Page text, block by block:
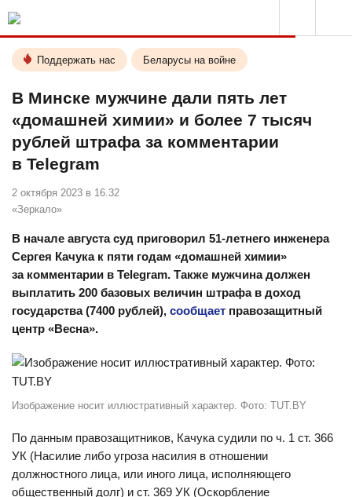
Поддержать нас Беларусы на войне
В Минске мужчине дали пять лет
«домашней химии» и более 7 тысяч
рублей штрафа за комментарии
в Telegram
2 октября 2023 в 16.32
«Зеркало»
В начале августа суд приговорил 51-летнего инженера
Сергея Качука к пяти годам «домашней химии»
за комментарии в Telegram. Также мужчина должен
выплатить 200 базовых величин штрафа в доход
государства (7400 рублей), сообщает правозащитный
центр «Весна».
Изображение носит иллюстративный характер. Фото: TUT.BY
По данным правозащитников, Качука судили по ч. 1 ст. 366
УК (Насилие либо угроза насилия в отношении
должностного лица, или иного лица, исполняющего
общественный долг) и ст. 369 УК (Оскорбление